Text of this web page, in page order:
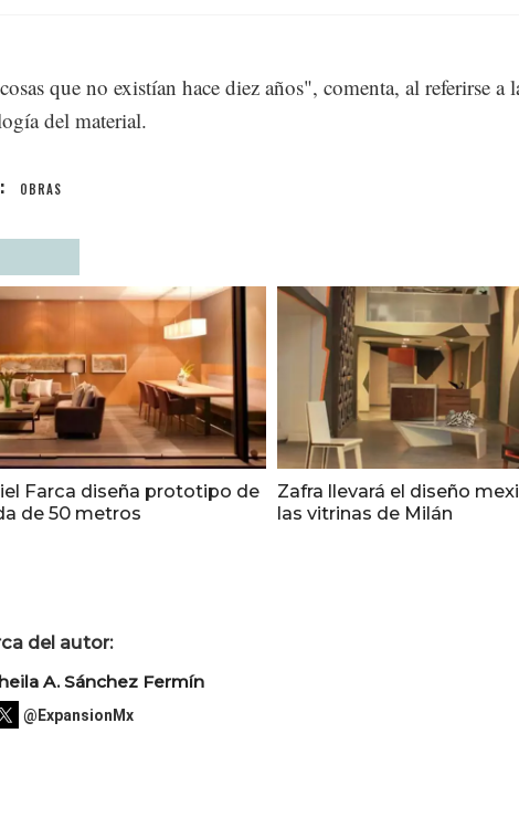
que no existían hace diez años", comenta, al referirse a
del material.
OBRAS
Farca diseña prototipo de
de 50 metros
Zafra llevará el diseño
las vitrinas de Milán
del autor:
A. Sánchez Fermín
@ExpansionMx